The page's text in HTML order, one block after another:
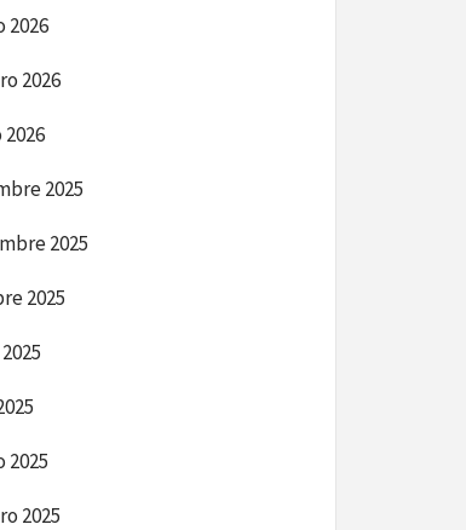
2026
2026
2025
2025
2025
2025
2025